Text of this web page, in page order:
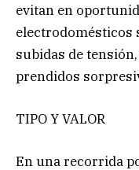
evitan en
electrodomésticos
subidas de
prendidos
TIPO Y VALOR
En una recorrida